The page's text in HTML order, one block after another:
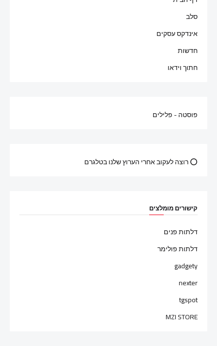
סלב
אינדקס עסקים
חדשות
חתוך וידאו
פוסטה - פלילים
⭕ רוצה לעקוב אחרי הערוץ שלנו בטלגרם
קישורים מומלצים
דלתות פנים
דלתות פולימר
gadgety
nexter
tgspot
MZI STORE